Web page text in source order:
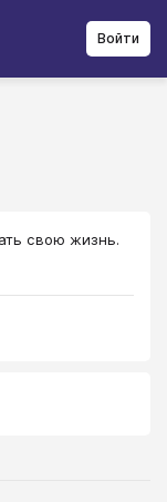
Войти
свою жизнь.